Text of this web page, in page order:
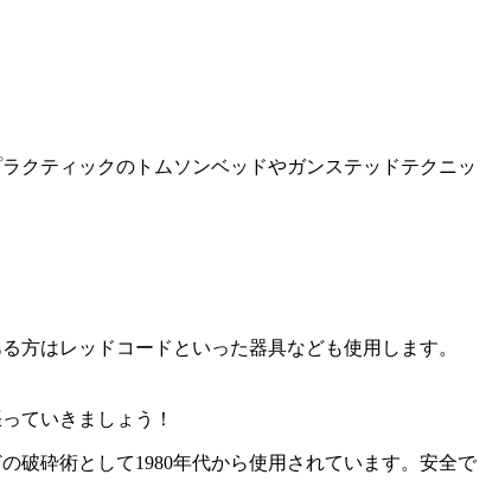
クティックのトムソンベッドやガンステッドテクニッ
方はレッドコードといった器具なども使用します。
ていきましょう！
破砕術として1980年代から使用されています。安全で